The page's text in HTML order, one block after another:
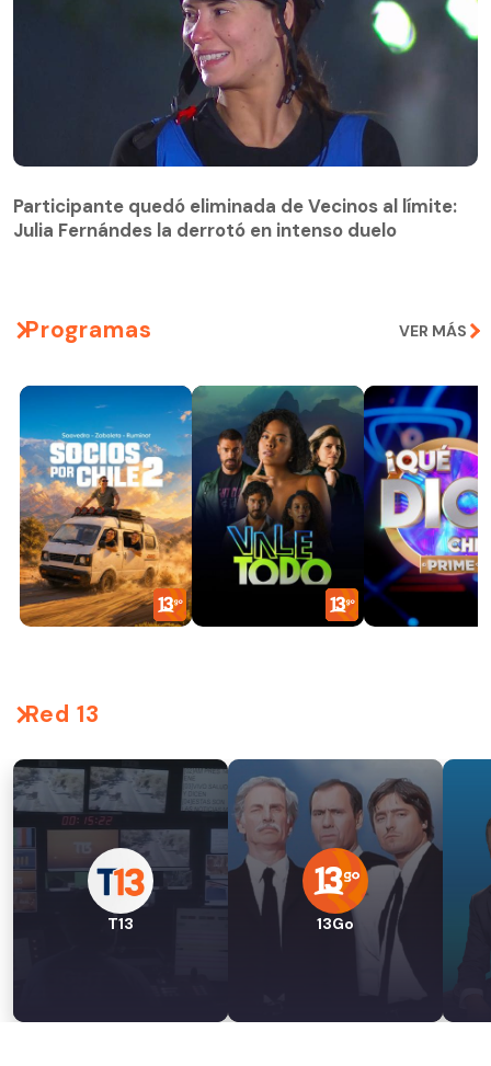
Julia Fernándes la derrotó en intenso duelo
Participante quedó eliminada de Vecinos al límite:
Julia Fernándes la derrotó en intenso duelo
Programas VER MÁS
Red 13
T13 13Go